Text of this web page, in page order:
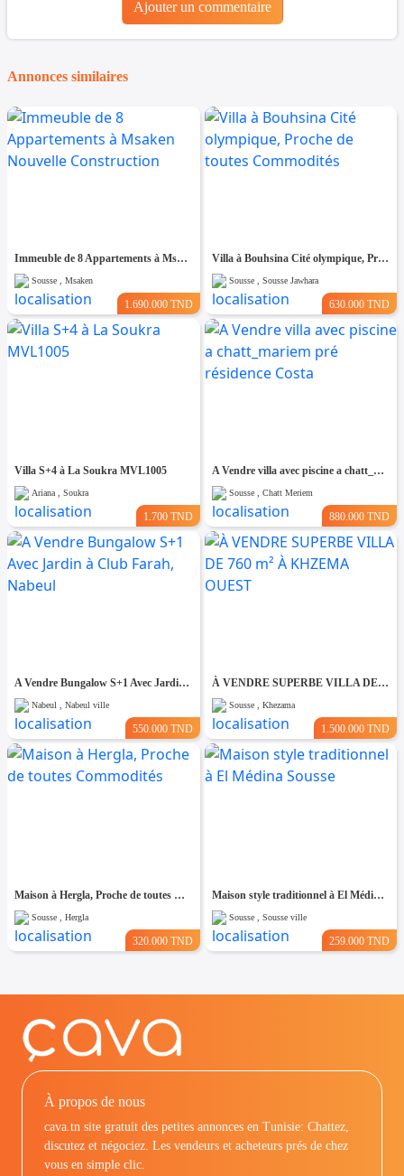
Ajouter un commentaire
Annonces similaires
Immeuble de 8 Appartements à Msaken Nouvelle Construction
Sousse , Msaken
1.690.000 TND
Villa à Bouhsina Cité olympique, Proche de toutes Commodités
Sousse , Sousse Jawhara
630.000 TND
Villa S+4 à La Soukra MVL1005
Ariana , Soukra
1.700 TND
A Vendre villa avec piscine a chatt_mariem pré résidence Costa
Sousse , Chatt Meriem
880.000 TND
A Vendre Bungalow S+1 Avec Jardin à Club Farah, Nabeul
Nabeul , Nabeul ville
550.000 TND
À VENDRE SUPERBE VILLA DE 760 m² À KHZEMA OUEST
Sousse , Khezama
1.500.000 TND
Maison à Hergla, Proche de toutes Commodités
Sousse , Hergla
320.000 TND
Maison style traditionnel à El Médina Sousse
Sousse , Sousse ville
259.000 TND
À propos de nous
cava.tn site gratuit des petites annonces en Tunisie: Chattez,
discutez et négociez. Les vendeurs et acheteurs prés de chez
vous en simple clic.